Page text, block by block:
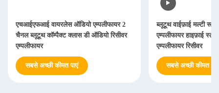
एचआईएफआई वायरलेस ऑडियो एम्पलीफायर 2
चैनल ब्लूटूथ कॉम्पैक्ट क्लास डी ऑडियो रिसीवर
एम्पलीफायर
सबसे अच्छी कीमत पाएं
ब्लूटूथ वाईफ़ाई मल्टी रूम
एम्पलीफायर हाइफ़ाई
एम्पलीफायर रिसीवर
सबसे अच्छी कीमत पाएं